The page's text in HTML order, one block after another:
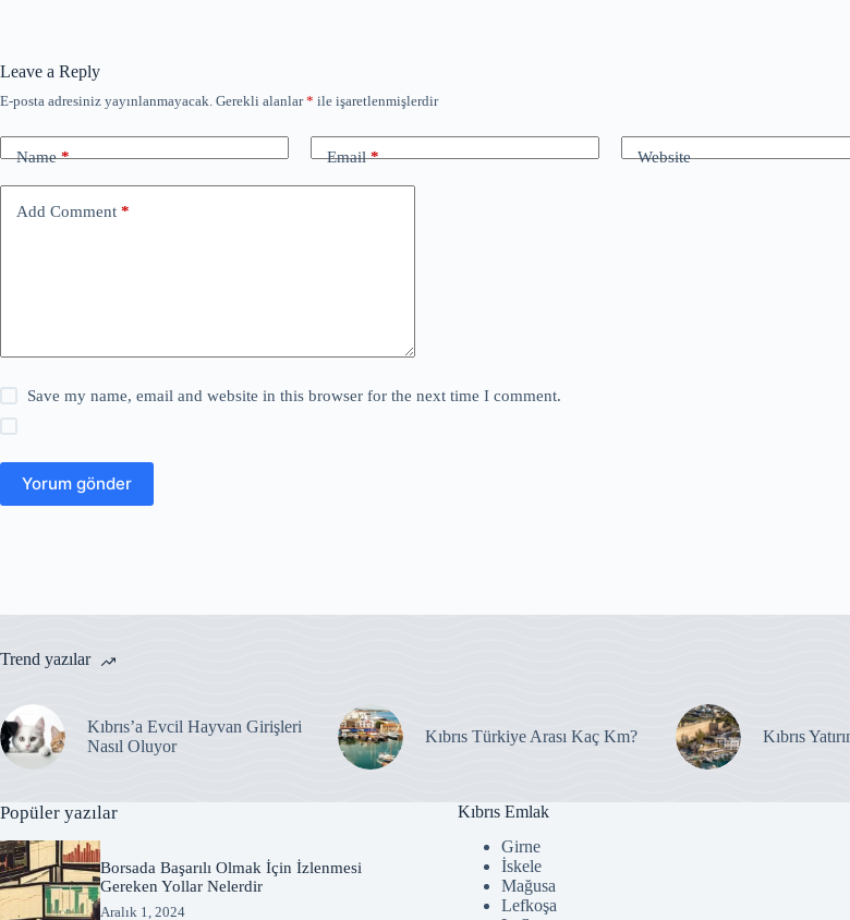
Leave a Reply
E-posta adresiniz yayınlanmayacak. Gerekli alanlar* ile işaretlenmişlerdir
Name* Email* Website
Add Comment *
Save my name, email and website in this browser for the next time I comment.
Yorum gönder
Trend yazılar
Kıbrıs’a Evcil Hayvan Girişleri
Nasıl Oluyor
Kıbrıs Türkiye Arası Kaç Km? Kıbrıs
Popüler yazılar
Borsada Başarılı Olmak İçin İzlenmesi
Gereken Yollar Nelerdir
Aralık 1, 2024
Kıbrıs Emlak
Girne
İskele
Mağusa
Lefkoşa